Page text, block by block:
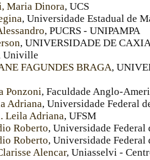
Maria Dinora, UCS
, Universidade Estadual de
, PUCRS - UNIPAMPA
, UNIVERSIDADE DE
Univille
FAGUNDES BRAGA,
Ponzoni, Faculdade Anglo-
Adriana, Universidade Federal
Leila Adriana, UFSM
Roberto, Universidade Federal
Roberto, Universidade Federal
Alencar, Uniasselvi -